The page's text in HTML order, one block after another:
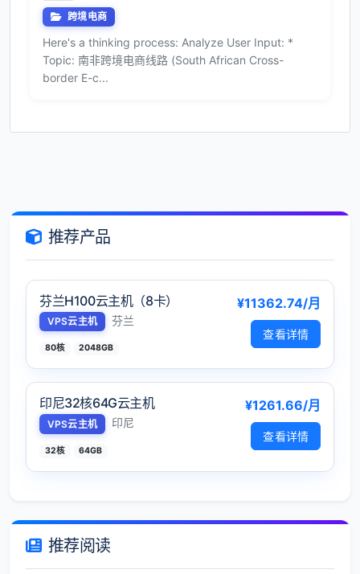
跨境电商
Here's a thinking process: Analyze User Input: *
Topic: 南非跨境电商线路 (South African Cross-
border E-c...
推荐产品
芬兰H100云主机（8卡）
VPS云主机 芬兰
80核 2048GB
¥11362.74/月
查看详情
印尼32核64G云主机
VPS云主机 印尼
32核 64GB
¥1261.66/月
查看详情
推荐阅读